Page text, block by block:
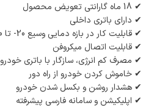
✔ 18 ماه گارانتی تعویض محصول
✔ دارای باتری داخلی
✔ قابلیت کار در بازه دمایی وسیع 20- تا 70+ درجه سانتی‌گراد
✔ قابلیت اتصال میکروفن
✔ مصرف کم انرژی، سازگار با باتری خودرو
✔ خاموش کردن خودرو از راه دور
✔ هشدار روشن و بکسل شدن خودرو
✔ اپلیکیشن و سامانه فارسی پیشرفته